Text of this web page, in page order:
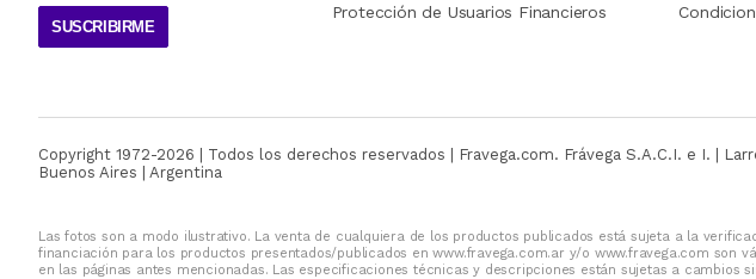
SUSCRIBIRME
Protección de Usuarios Financieros
Copyright 1972-2026 | Todos los derechos reservados | Fravega.com. Frávega S.A.C.I. e I. |
Buenos Aires | Argentina
Las fotos son a modo ilustrativo. La venta de cualquiera de los productos publicados está sujeta a la
financiación para los productos presentados/publicados en www.fravega.com.ar y/o www.fravega.com son
en las páginas antes mencionadas. Las especificaciones técnicas y descripciones están sujetas a cambios